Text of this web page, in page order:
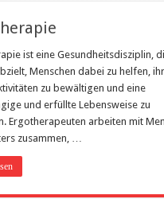
ist eine Gesundheitsdisziplin,
Menschen dabei zu helfen,
zu bewältigen und eine
und erfüllte Lebensweise zu
Ergotherapeuten arbeiten mit
zusammen, …